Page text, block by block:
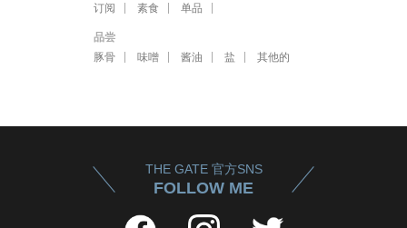
订阅
素食 单品
品尝
豚骨
味噌 酱油 盐 其他的
THE GATE 官方SNS
FOLLOW ME